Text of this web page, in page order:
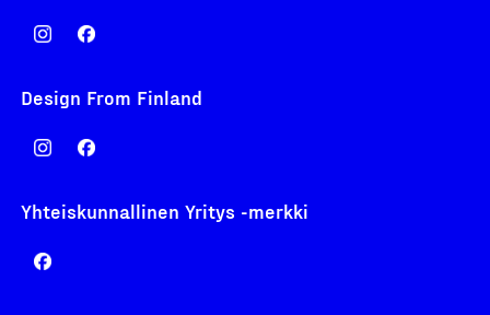
Design From Finland
Yhteiskunnallinen Yritys -merkki